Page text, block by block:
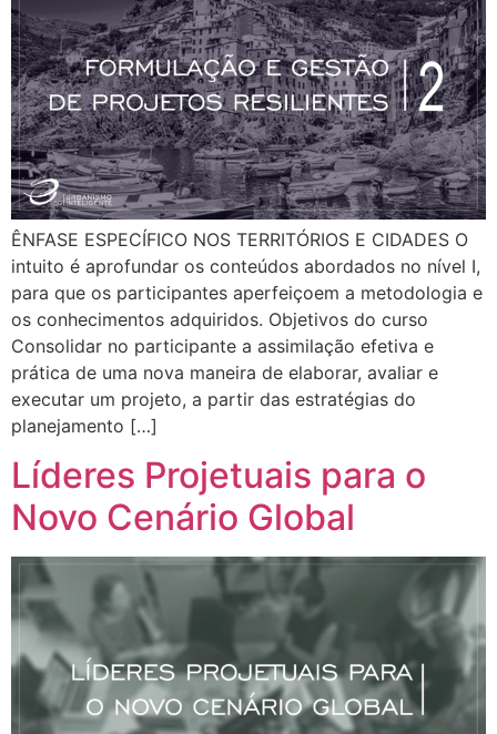
ÊNFASE ESPECÍFICO NOS TERRITÓRIOS E CIDADES O
intuito é aprofundar os conteúdos abordados no nível I,
para que os participantes aperfeiçoem a metodologia e
os conhecimentos adquiridos. Objetivos do curso
Consolidar no participante a assimilação efetiva e
prática de uma nova maneira de elaborar, avaliar e
executar um projeto, a partir das estratégias do
planejamento […]
Líderes Projetuais para o
Novo Cenário Global